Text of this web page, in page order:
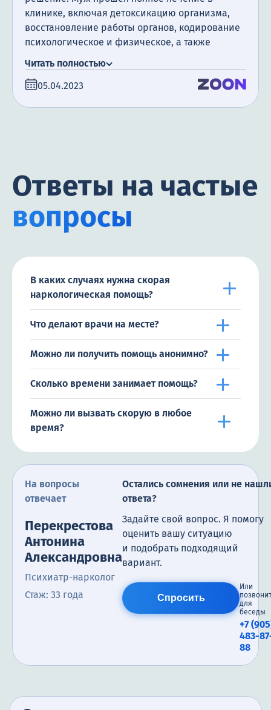
клинике, включая детоксикацию организма,
восстановление работы органов, кодирование
психологическое и физическое, а также
благодарна за поддержку, которую мы
получили. Сегодня прошло уже полгода с того
Читать полностью
05.04.2023
Ответы на частые
вопросы
В каких случаях нужна скорая
наркологическая помощь?
Что делают врачи на месте?
Можно ли получить помощь анонимно?
Сколько времени занимает помощь?
Можно ли вызвать скорую в любое
время?
На вопросы
отвечает
Перекрестова
Антонина
Александровна
Психиатр-нарколог
Стаж: 33 года
Остались сомнения или не
ответа?
Задайте свой вопрос. Я помогу
оценить вашу ситуацию
и подобрать подходящий
вариант.
Спросить
Или
для
беседы
+7
483-
88